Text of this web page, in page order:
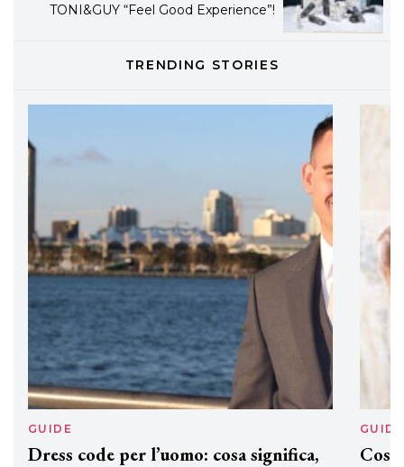
TONI&GUY “Feel Good Experience”!
LABEL.M lancia la sua innovativa ed
professionali
TRENDING STORIES
GUIDE
Dress code per l’uomo: cosa significa,
GUIDE